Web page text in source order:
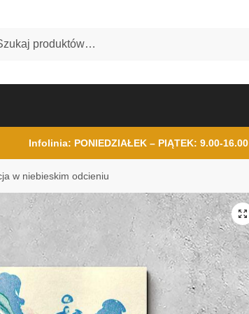
Infolinia: PONIEDZIAŁEK – PIĄTEK: 9.00-16.00
w niebieskim odcieniu